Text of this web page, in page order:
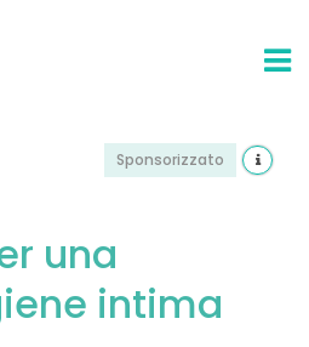
Sponsorizzato
una
intima